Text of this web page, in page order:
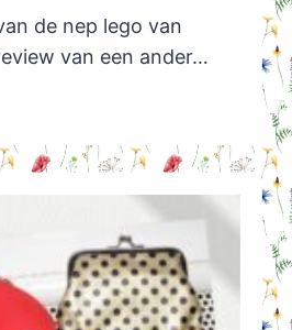
de nep lego van
van een ander…